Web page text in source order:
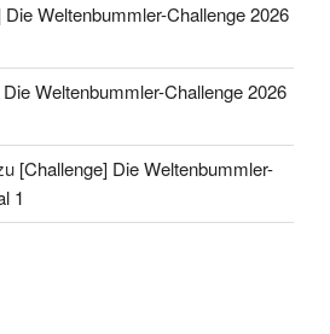
Die Weltenbummler-Challenge 2026
Weltenbummler-Challenge 2026
[Challenge] Die Weltenbummler-
1